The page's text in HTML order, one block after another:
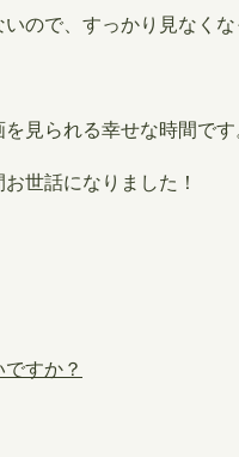
ので、すっかり見なくな
見られる幸せな時間です
世話になりました！
すか？